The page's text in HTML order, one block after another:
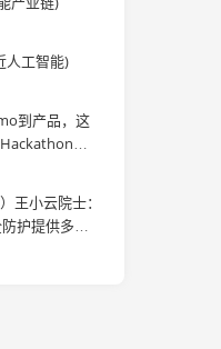
人工智能)
到产品，这
王小云院士：
护提供多类